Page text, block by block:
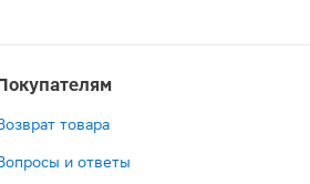
товара
и ответы